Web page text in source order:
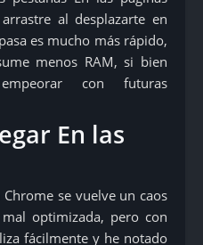
al desplazarte en
es mucho más rápido,
menos RAM, si bien
con futuras
En las
se vuelve un caos
optimizada, pero con
fácilmente y he notado